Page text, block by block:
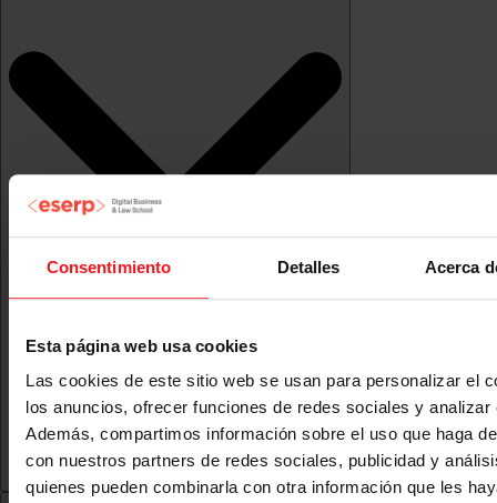
Consentimiento Detalles Acerca
Esta página web usa cookies
Las cookies de este sitio web se usan para personalizar el
los anuncios, ofrecer funciones de redes sociales y analizar
Además, compartimos información sobre el uso que haga
con nuestros partners de redes sociales, publicidad y
quienes pueden combinarla con otra información que les